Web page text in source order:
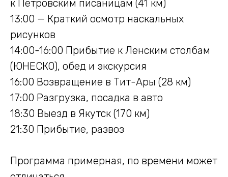
к Петровским писаницам (41 км)
13:00 — Краткий осмотр наскальных
рисунков
14:00-16:00 Прибытие к Ленским столбам
(ЮНЕСКО), обед и экскурсия
16:00 Возвращение в Тит-Ары (28 км)
17:00 Разгрузка, посадка в авто
18:30 Выезд в Якутск (170 км)
21:30 Прибытие, развоз
Программа примерная, по времени может